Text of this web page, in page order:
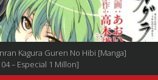
Kagura Guren No Hibi [Manga]
– Especial 1 Millon]